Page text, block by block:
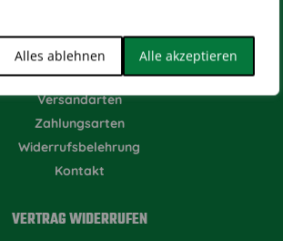
Alles ablehnen Alle akzeptieren
HILFE & KONTAKT
Versandarten
Zahlungsarten
Widerrufsbelehrung
Kontakt
VERTRAG WIDERRUFEN